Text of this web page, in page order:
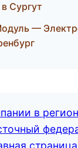
Сургут
—
в
страница